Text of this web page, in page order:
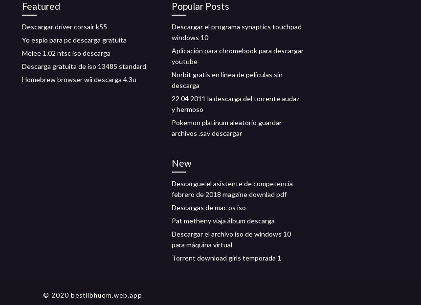
Featured
Descargar driver corsair k55
Yo espío para pc descarga gratuita
Melee 1.02 ntsc iso descarga
Descarga gratuita de iso 13485 standard
Homebrew browser wii descarga 4.3u
Popular Posts
Descargar el programa synaptics touchpad
windows 10
Aplicación para chromebook para descargar
youtube
Norbit gratis en línea de películas sin
descarga
22 04 2011 la descarga del torrente audaz
y hermoso
Pokemon platinum aleatorio guardar
archivos .sav descargar
New
Descargue el asistente de competencia
febrero de 2018 magzine downlad pdf
Descargas de mac os iso
Pat metheny viaja álbum descarga
Descargar el archivo iso de windows 10
para máquina virtual
Torrent download girls temporada 1
© 2020 bestlibhuqm.web.app